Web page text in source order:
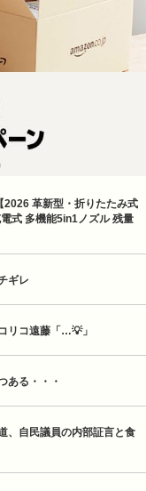
革新型・折りたたみ式
式 多機能5in1ノズル 残量
ギレ
リコ遠藤「…💡」
ある・・・
、自民議員の内部証言と食